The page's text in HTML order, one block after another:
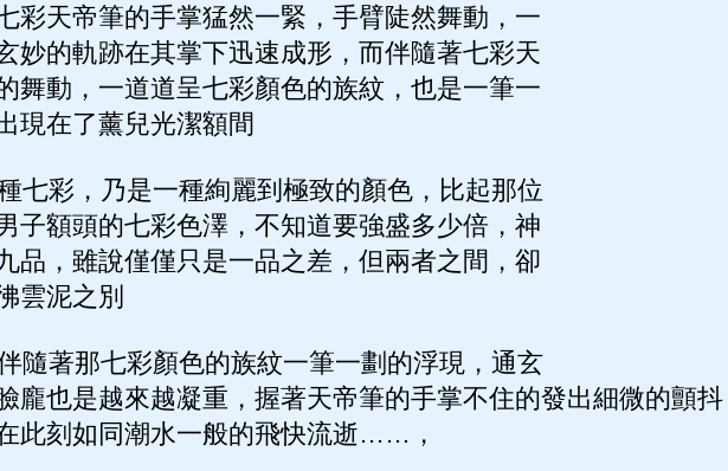
彩天帝筆的手掌猛然一緊，手臂陡然舞動，一
妙的軌跡在其掌下迅速成形，而伴隨著七彩天
舞動，一道道呈七彩顏色的族紋，也是一筆一
現在了薰兒光潔額間
七彩，乃是一種絢麗到極致的顏色，比起那位
子額頭的七彩色澤，不知道要強盛多少倍，神
品，雖說僅僅只是一品之差，但兩者之間，卻
雲泥之別
隨著那七彩顏色的族紋一筆一劃的浮現，通玄
龐也是越來越凝重，握著天帝筆的手掌不住的發出細微的顫抖
此刻如同潮水一般的飛快流逝……，